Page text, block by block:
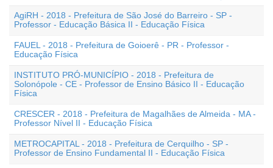
AgiRH - 2018 - Prefeitura de São José do Barreiro - SP -
Professor - Educação Básica II - Educação Física
FAUEL - 2018 - Prefeitura de Goioerê - PR - Professor -
Educação Física
INSTITUTO PRÓ-MUNICÍPIO - 2018 - Prefeitura de
Solonópole - CE - Professor de Ensino Básico II - Educação
Física
CRESCER - 2018 - Prefeitura de Magalhães de Almeida - MA -
Professor Nível II - Educação Física
METROCAPITAL - 2018 - Prefeitura de Cerquilho - SP -
Professor de Ensino Fundamental II - Educação Física